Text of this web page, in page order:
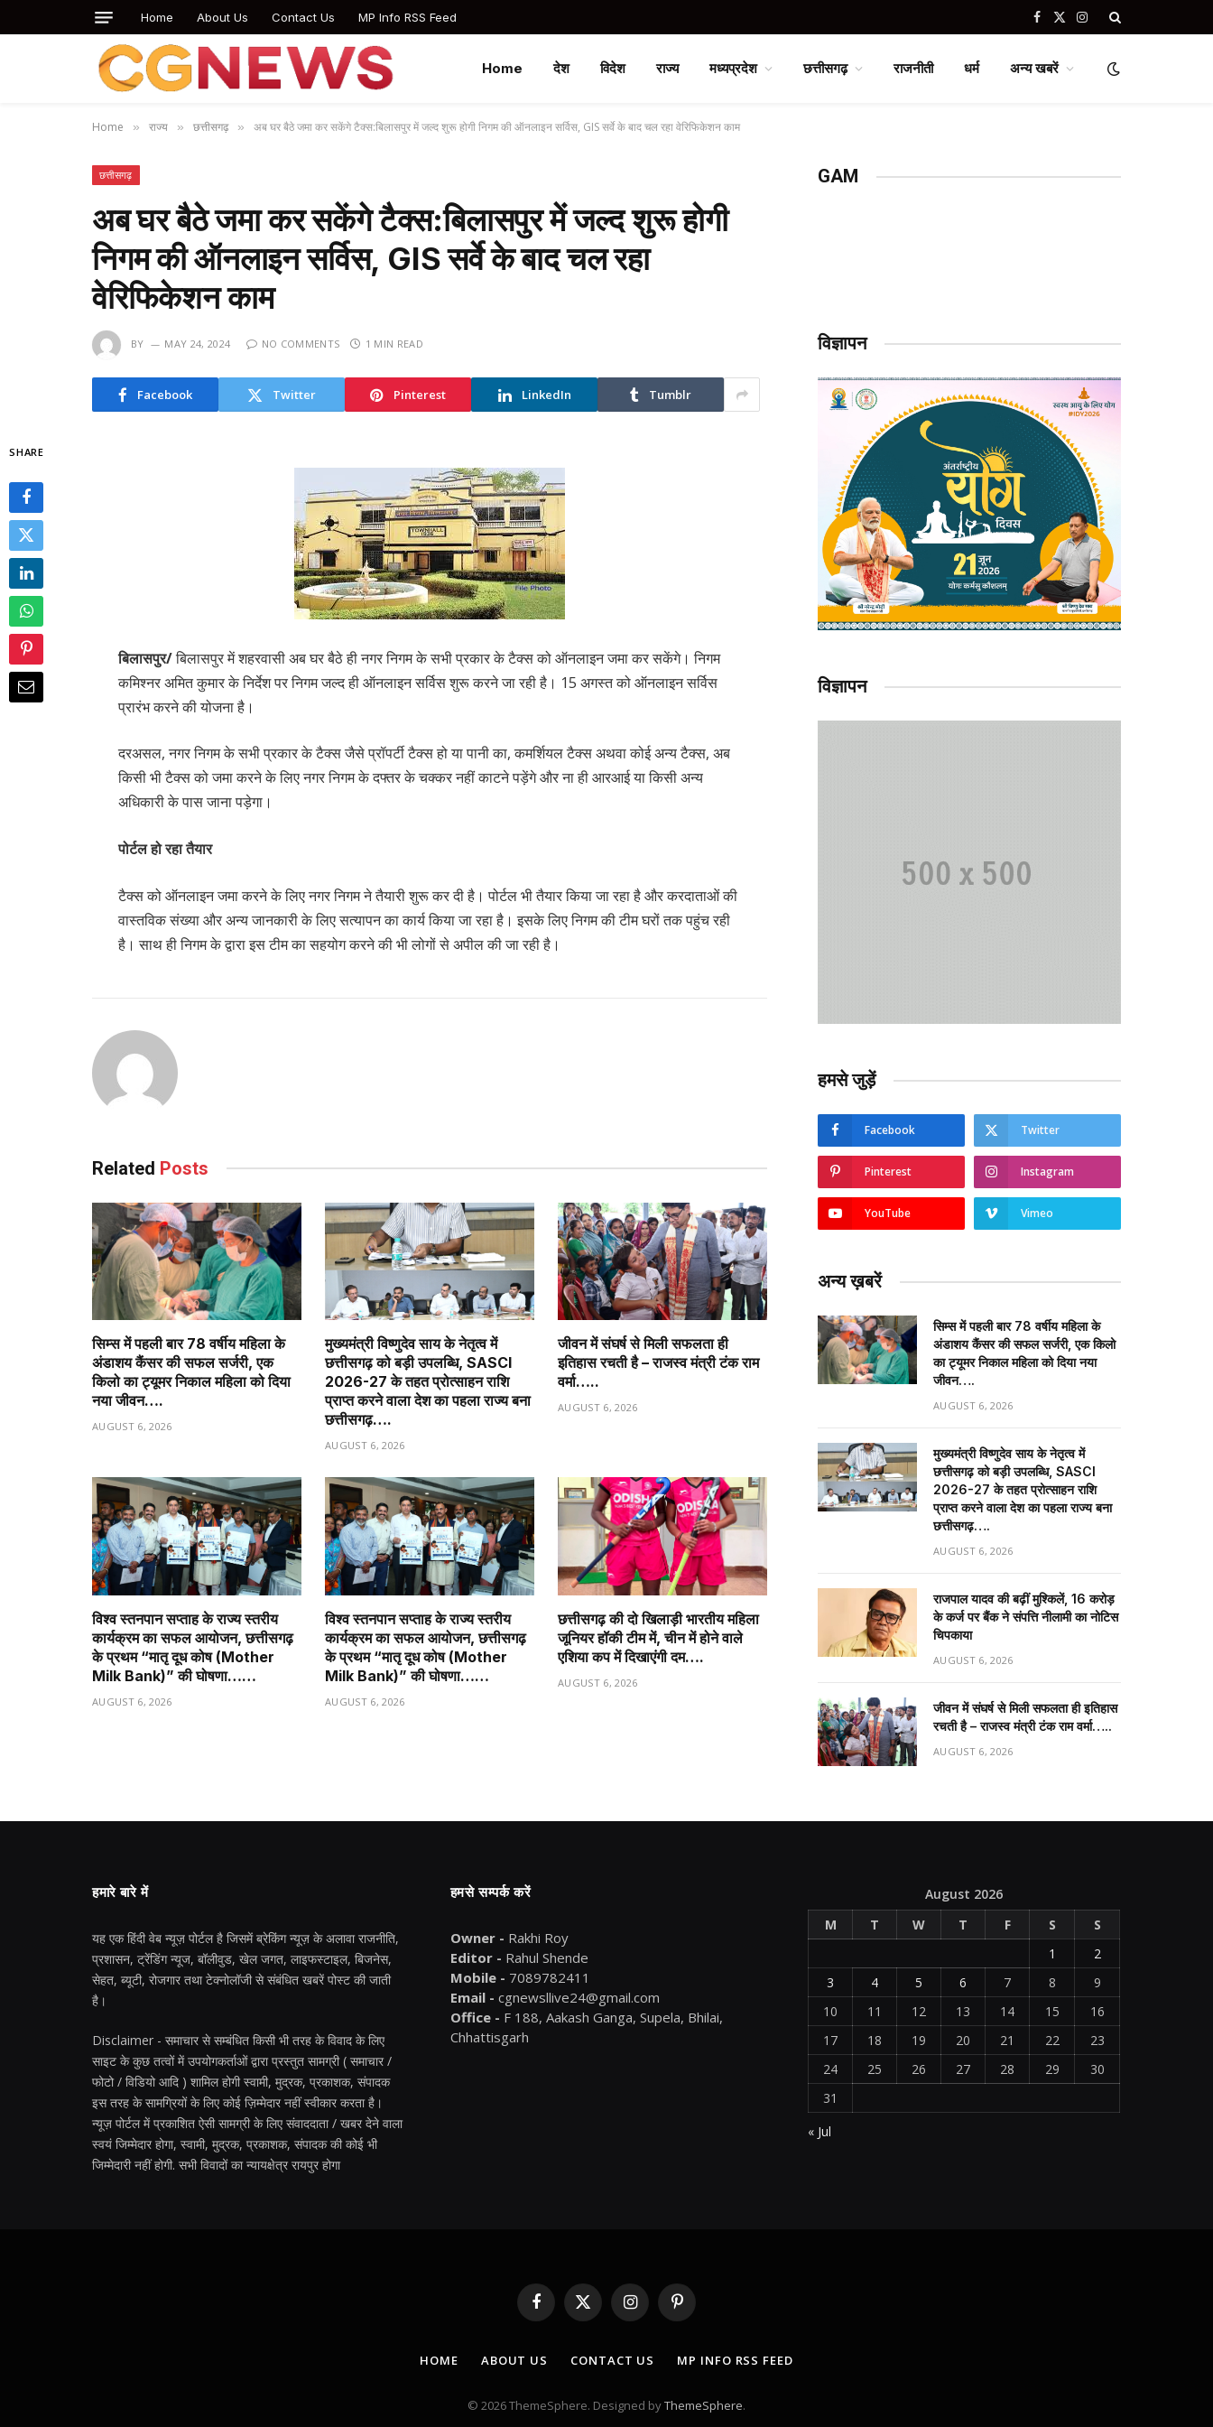
Home About Us Contact Us MP Info RSS Feed Facebook
X
Instagram
Home देश विदेश राज्य मध्यप्रदेश छत्तीसगढ़ राजनीती धर्म अन्य खबरें
Home » राज्य » छत्तीसगढ़ » अब घर बैठे जमा कर सकेंगे टैक्स:बिलासपुर में जल्द शुरू होगी निगम की ऑनलाइन सर्विस, GIS सर्वे के बाद चल रहा वेरिफिकेशन काम
छत्तीसगढ़
अब घर बैठे जमा कर सकेंगे टैक्स:बिलासपुर में जल्द शुरू होगी
निगम की ऑनलाइन सर्विस, GIS सर्वे के बाद चल रहा
वेरिफिकेशन काम
BY MAY 24, 2024 NO COMMENTS 1 MIN READ
Facebook Twitter Pinterest LinkedIn Tumblr
SHARE
बिलासपुर/बिलासपुर में शहरवासी अब घर बैठे ही नगर निगम के सभी प्रकार के टैक्स को ऑनलाइन जमा कर सकेंगे। निगम
कमिश्नर अमित कुमार के निर्देश पर निगम जल्द ही ऑनलाइन सर्विस शुरू करने जा रही है। 15 अगस्त को ऑनलाइन सर्विस
प्रारंभ करने की योजना है।
दरअसल, नगर निगम के सभी प्रकार के टैक्स जैसे प्रॉपर्टी टैक्स हो या पानी का, कमर्शियल टैक्स अथवा कोई अन्य टैक्स, अब
किसी भी टैक्स को जमा करने के लिए नगर निगम के दफ्तर के चक्कर नहीं काटने पड़ेंगे और ना ही आरआई या किसी अन्य
अधिकारी के पास जाना पड़ेगा।
पोर्टल हो रहा तैयार
टैक्स को ऑनलाइन जमा करने के लिए नगर निगम ने तैयारी शुरू कर दी है। पोर्टल भी तैयार किया जा रहा है और करदाताओं की
वास्तविक संख्या और अन्य जानकारी के लिए सत्यापन का कार्य किया जा रहा है। इसके लिए निगम की टीम घरों तक पहुंच रही
है। साथ ही निगम के द्वारा इस टीम का सहयोग करने की भी लोगों से अपील की जा रही है।
Related Posts
सिम्स में पहली बार 78 वर्षीय महिला के
अंडाशय कैंसर की सफल सर्जरी, एक
किलो का ट्यूमर निकाल महिला को दिया
नया जीवन….
AUGUST 6, 2026
मुख्यमंत्री विष्णुदेव साय के नेतृत्व में
छत्तीसगढ़ को बड़ी उपलब्धि, SASCI
2026-27 के तहत प्रोत्साहन राशि
प्राप्त करने वाला देश का पहला राज्य बना
छत्तीसगढ़….
AUGUST 6, 2026
जीवन में संघर्ष से मिली सफलता ही
इतिहास रचती है – राजस्व मंत्री टंक राम
वर्मा…..
AUGUST 6, 2026
विश्व स्तनपान सप्ताह के राज्य स्तरीय
कार्यक्रम का सफल आयोजन, छत्तीसगढ़
के प्रथम “मातृ दूध कोष (Mother
Milk Bank)” की घोषणा……
AUGUST 6, 2026
विश्व स्तनपान सप्ताह के राज्य स्तरीय
कार्यक्रम का सफल आयोजन, छत्तीसगढ़
के प्रथम “मातृ दूध कोष (Mother
Milk Bank)” की घोषणा……
AUGUST 6, 2026
छत्तीसगढ़ की दो खिलाड़ी भारतीय महिला
जूनियर हॉकी टीम में, चीन में होने वाले
एशिया कप में दिखाएंगी दम….
AUGUST 6, 2026
GAM
विज्ञापन
विज्ञापन
हमसे जुड़ें
Facebook Twitter
Pinterest Instagram
YouTube Vimeo
अन्य ख़बरें
सिम्स में पहली बार 78 वर्षीय महिला के
अंडाशय कैंसर की सफल सर्जरी, एक किलो
का ट्यूमर निकाल महिला को दिया नया
जीवन….
AUGUST 6, 2026
मुख्यमंत्री विष्णुदेव साय के नेतृत्व में
छत्तीसगढ़ को बड़ी उपलब्धि, SASCI
2026-27 के तहत प्रोत्साहन राशि
प्राप्त करने वाला देश का पहला राज्य बना
छत्तीसगढ़….
AUGUST 6, 2026
राजपाल यादव की बढ़ीं मुश्किलें, ₹16 करोड़
के कर्ज पर बैंक ने संपत्ति नीलामी का नोटिस
चिपकाया
AUGUST 6, 2026
जीवन में संघर्ष से मिली सफलता ही इतिहास
रचती है – राजस्व मंत्री टंक राम वर्मा…..
AUGUST 6, 2026
हमारे बारे में
यह एक हिंदी वेब न्यूज़ पोर्टल है जिसमें ब्रेकिंग न्यूज़ के अलावा राजनीति,
प्रशासन, ट्रेंडिंग न्यूज, बॉलीवुड, खेल जगत, लाइफस्टाइल, बिजनेस,
सेहत, ब्यूटी, रोजगार तथा टेक्नोलॉजी से संबंधित खबरें पोस्ट की जाती
है।
Disclaimer - समाचार से सम्बंधित किसी भी तरह के विवाद के लिए
साइट के कुछ तत्वों में उपयोगकर्ताओं द्वारा प्रस्तुत सामग्री ( समाचार /
फोटो / विडियो आदि ) शामिल होगी स्वामी, मुद्रक, प्रकाशक, संपादक
इस तरह के सामग्रियों के लिए कोई ज़िम्मेदार नहीं स्वीकार करता है।
न्यूज़ पोर्टल में प्रकाशित ऐसी सामग्री के लिए संवाददाता / खबर देने वाला
स्वयं जिम्मेदार होगा, स्वामी, मुद्रक, प्रकाशक, संपादक की कोई भी
जिम्मेदारी नहीं होगी. सभी विवादों का न्यायक्षेत्र रायपुर होगा
हमसे सम्पर्क करें
Owner - Rakhi Roy
Editor - Rahul Shende
Mobile - 7089782411
Email - cgnewsllive24@gmail.com
Office - F 188, Aakash Ganga, Supela, Bhilai,
Chhattisgarh
August 2026
M
T W T F S
S
1
2
3
4 5 6 7 8
9
10
11 12 13 14 15
16
17
18 19 20 21 22
23
24
25 26 27 28 29
30
31
« Jul
Facebook
X
(Twitter)
InstagramPinterest
HOME ABOUT US CONTACT US MP INFO RSS FEED
© 2026 ThemeSphere. Designed byThemeSphere.